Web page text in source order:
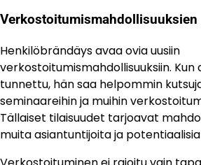
Verkostoitumismahdollisuuksien
Henkilöbrändäys avaa ovia uusiin
verkostoitumismahdollisuuksiin. Kun
tunnettu, hän saa helpommin
seminaareihin ja muihin
Tällaiset tilaisuudet tarjoavat
muita asiantuntijoita ja